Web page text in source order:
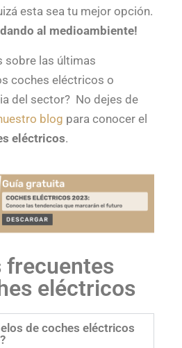
esta sea tu mejor opción.
al medioambiente!
sobre las últimas
coches eléctricos o
del sector? No dejes de
blog para conocer el
eléctricos.
frecuentes
eléctricos
de coches eléctricos